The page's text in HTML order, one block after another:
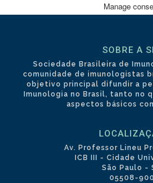
SOBRE A
Sociedade Brasileira de
comunidade de imunologistas
objetivo principal difundir a
Imunologia no Brasil, tanto no
aspectos básicos
Av. Professor Lineu
ICB III - Cidade
São Paulo -
05508-900
Manage